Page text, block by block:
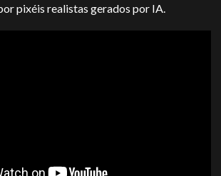
pixéis realistas gerados por IA.